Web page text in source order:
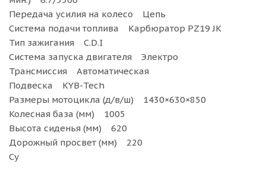
Передача усилия на колесо Цепь
Система подачи топлива Карбюратор PZ19 JK
Тип зажигания C.D.I
Система запуска двигателя Электро
Трансмиссия Автоматическая
Подвеска KYB-Tech
Размеры мотоцикла (д/в/ш) 1430×630×850
Колесная база (мм) 1005
Высота сиденья (мм) 620
Дорожный просвет (мм) 220
Су